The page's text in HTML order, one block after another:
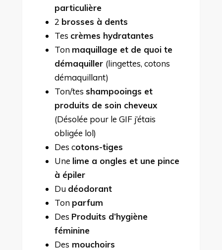
particulière
2 brosses à dents
Tes crèmes hydratantes
Ton maquillage et de quoi te
démaquiller (lingettes, cotons
démaquillant)
Ton/tesshampooings et
produits de soin cheveux
(Désolée pour le GIF j’étais
obligée lol)
Des cotons-tiges
Une lime a ongles et une pince
à épiler
Du déodorant
Ton parfum
Des Produits d’hygiène
féminine
Des mouchoirs